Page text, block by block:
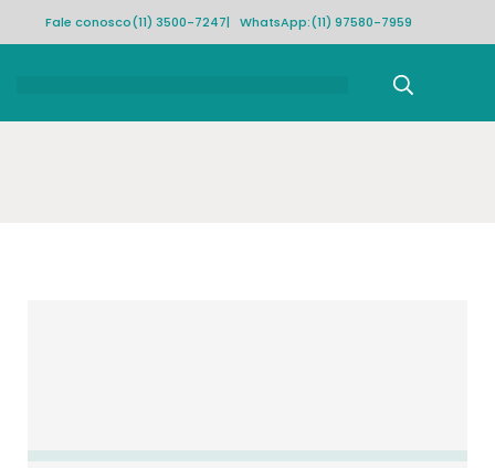
Fale conosco(11) 3500-7247| WhatsApp:(11) 97580-7959